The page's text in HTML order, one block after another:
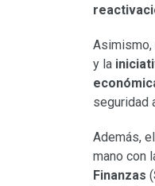
Asimismo,
y la
seguridad
Además, el
mano con
Finanzas (